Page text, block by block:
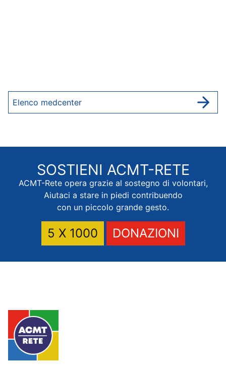
Elenco medcenter
SOSTIENI ACMT-RETE
ACMT-Rete opera grazie al sostegno di volontari,
Aiutaci a stare in piedi contribuendo
con un piccolo grande gesto.
5 X 1000 DONAZIONI